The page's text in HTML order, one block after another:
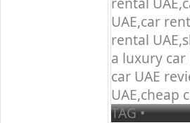
UAE,car
rental
a luxury
car UAE
UAE,cheap
TAG •